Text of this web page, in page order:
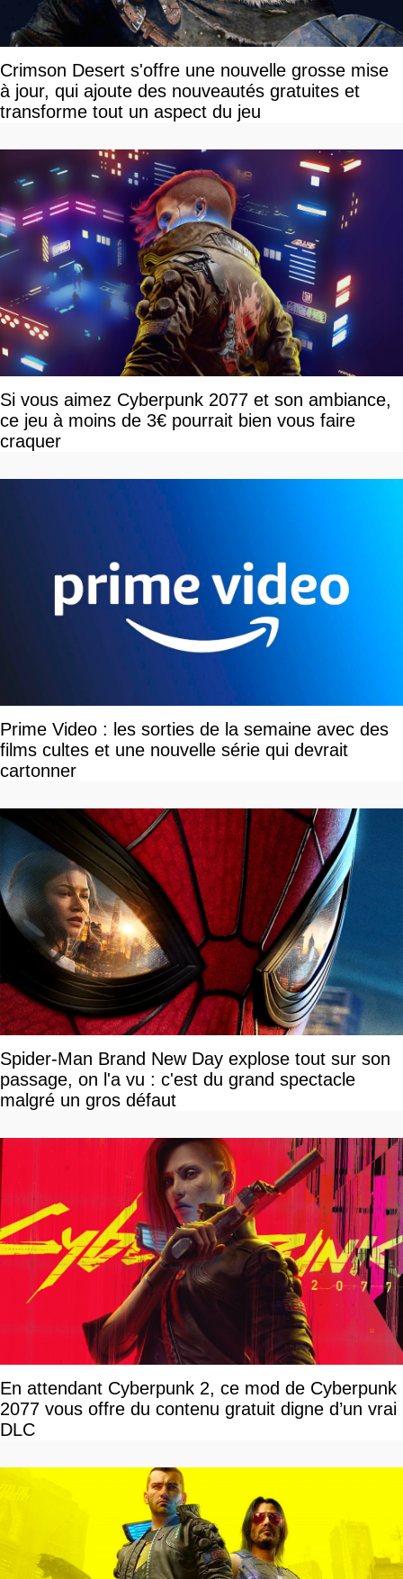
Crimson Desert s'offre une nouvelle grosse mise
à jour, qui ajoute des nouveautés gratuites et
transforme tout un aspect du jeu
Si vous aimez Cyberpunk 2077 et son ambiance,
ce jeu à moins de 3€ pourrait bien vous faire
craquer
Prime Video : les sorties de la semaine avec des
films cultes et une nouvelle série qui devrait
cartonner
Spider-Man Brand New Day explose tout sur son
passage, on l'a vu : c'est du grand spectacle
malgré un gros défaut
En attendant Cyberpunk 2, ce mod de Cyberpunk
2077 vous offre du contenu gratuit digne d’un vrai
DLC